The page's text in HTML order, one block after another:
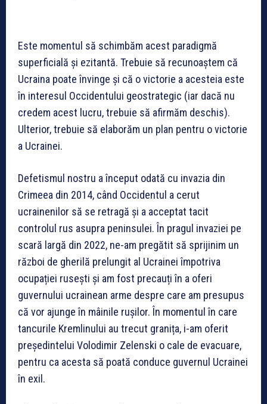
Este momentul să schimbăm acest paradigmă
superficială și ezitantă. Trebuie să recunoaștem că
Ucraina poate învinge și că o victorie a acesteia este
în interesul Occidentului geostrategic (iar dacă nu
credem acest lucru, trebuie să afirmăm deschis).
Ulterior, trebuie să elaborăm un plan pentru o victorie
a Ucrainei.
Defetismul nostru a început odată cu invazia din
Crimeea din 2014, când Occidentul a cerut
ucrainenilor să se retragă și a acceptat tacit
controlul rus asupra peninsulei. În pragul invaziei pe
scară largă din 2022, ne-am pregătit să sprijinim un
război de gherilă prelungit al Ucrainei împotriva
ocupației rusești și am fost precauți în a oferi
guvernului ucrainean arme despre care am presupus
că vor ajunge în mâinile rușilor. În momentul în care
tancurile Kremlinului au trecut granița, i-am oferit
președintelui Volodimir Zelenski o cale de evacuare,
pentru ca acesta să poată conduce guvernul Ucrainei
în exil.